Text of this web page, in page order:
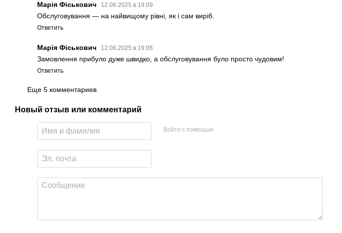
Марія Фіськович 12.06.2025 в 19:09
Обслуговування — на найвищому рівні, як і сам виріб.
Ответить
Марія Фіськович 12.06.2025 в 19:06
Замовлення прибуло дуже швидко, а обслуговування було просто чудовим!
Ответить
Еще 5 комментариев
Новый отзыв или комментарий
Войти с помощью